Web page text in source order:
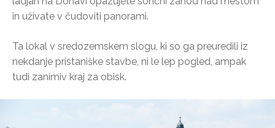
in uživate v čudoviti panorami.
Ta lokal v sredozemskem slogu, ki so ga preuredili iz
nekdanje pristaniške stavbe, ni le lep pogled, ampak
tudi zanimiv kraj za obisk.